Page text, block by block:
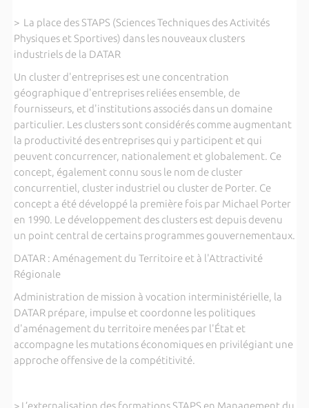
> La place des STAPS (Sciences Techniques des Activités
Physiques et Sportives) dans les nouveaux clusters
industriels de la DATAR
Un cluster d'entreprises est une concentration
géographique d'entreprises reliées ensemble, de
fournisseurs, et d'institutions associés dans un domaine
particulier. Les clusters sont considérés comme augmentant
la productivité des entreprises qui y participent et qui
peuvent concurrencer, nationalement et globalement. Ce
concept, également connu sous le nom de cluster
concurrentiel, cluster industriel ou cluster de Porter. Ce
concept a été développé la première fois par Michael Porter
en 1990. Le développement des clusters est depuis devenu
un point central de certains programmes gouvernementaux.
DATAR : Aménagement du Territoire et à l'Attractivité
Régionale
Administration de mission à vocation interministérielle, la
DATAR prépare, impulse et coordonne les politiques
d'aménagement du territoire menées par l'État et
accompagne les mutations économiques en privilégiant une
approche offensive de la compétitivité.
> L’externalisation des formations STAPS en Management du